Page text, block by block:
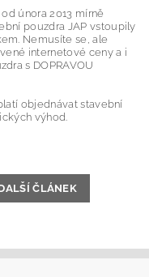
února 2013 mírně
pouzdra JAP vstoupily
Nemusíte se, ale
internetové ceny a i
s DOPRAVOU
objednávat stavební
výhod.
ČLÁNEK